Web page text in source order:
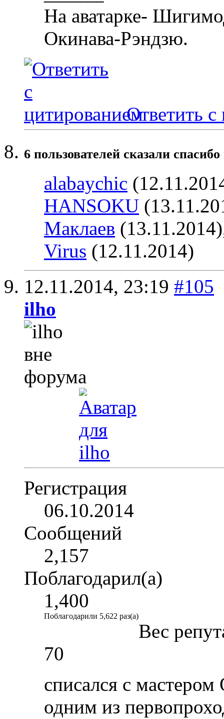
На аватарке-
Окинава-Рэндзю.
Ответить с
6 пользователей сказали
alabaychic
HANSOKU
Маклаев
Virus (12.11.2014)
12.11.2014, 23:19 #105
ilho
Регистрация
06.10.2014
Сообщений
2,157
Поблагодарил(а)
1,400
Поблагодарили 5,622 раз(а)
Вес
70
списался с
одним из